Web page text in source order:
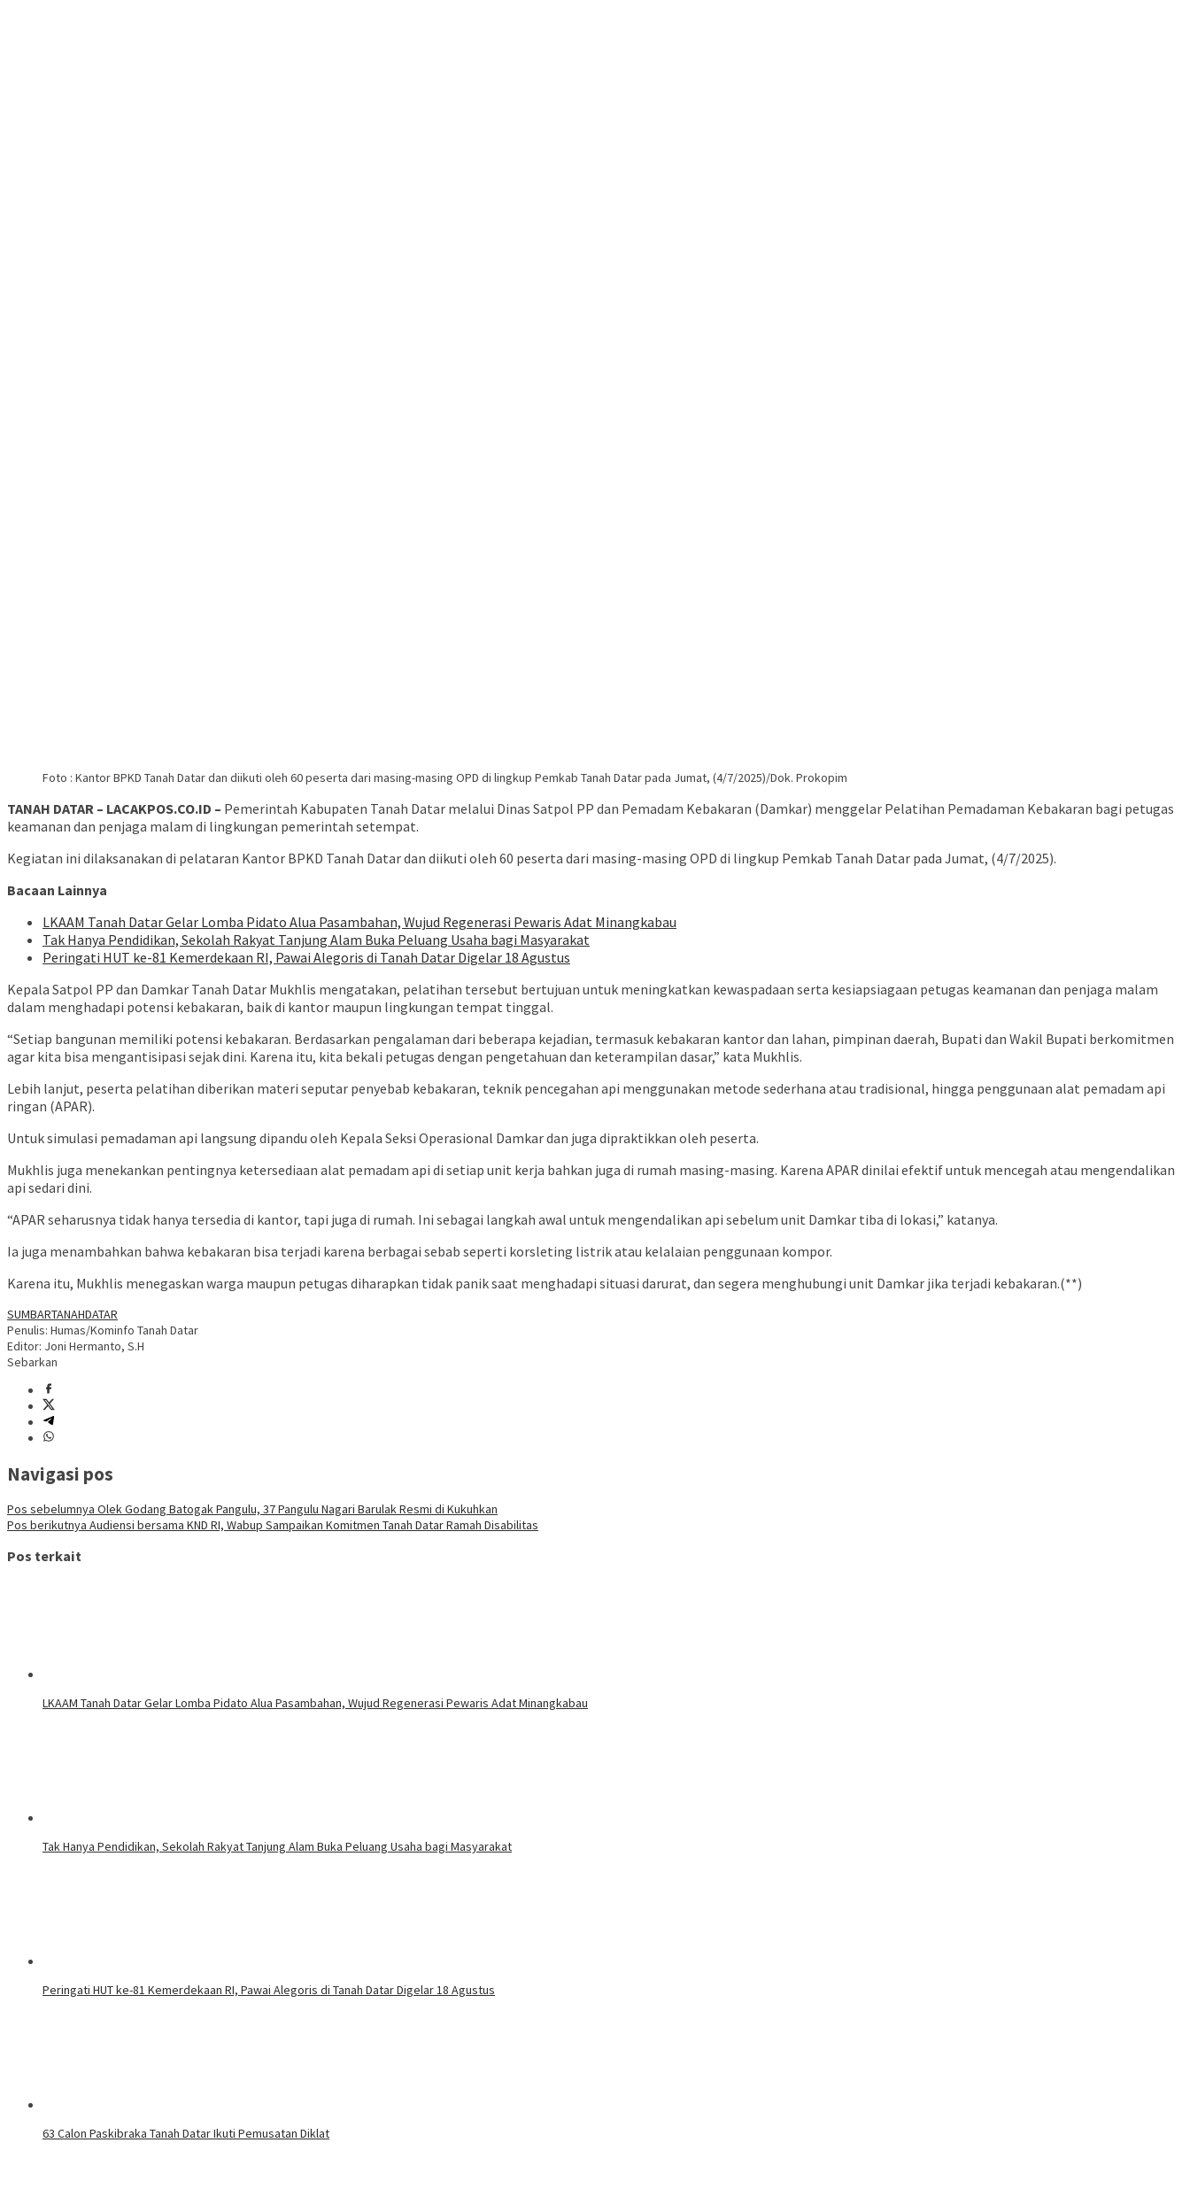
Foto : Kantor BPKD Tanah Datar dan diikuti oleh 60 peserta dari masing-masing OPD di lingkup Pemkab Tanah Datar pada Jumat, (4/7/2025)/Dok. Prokopim
TANAH DATAR – LACAKPOS.CO.ID – Pemerintah Kabupaten Tanah Datar melalui Dinas Satpol PP dan Pemadam Kebakaran (Damkar) menggelar Pelatihan Pemadaman Kebakaran bagi petugas
keamanan dan penjaga malam di lingkungan pemerintah setempat.
Kegiatan ini dilaksanakan di pelataran Kantor BPKD Tanah Datar dan diikuti oleh 60 peserta dari masing-masing OPD di lingkup Pemkab Tanah Datar pada Jumat, (4/7/2025).
Bacaan Lainnya
LKAAM Tanah Datar Gelar Lomba Pidato Alua Pasambahan, Wujud Regenerasi Pewaris Adat Minangkabau
Tak Hanya Pendidikan, Sekolah Rakyat Tanjung Alam Buka Peluang Usaha bagi Masyarakat
Peringati HUT ke-81 Kemerdekaan RI, Pawai Alegoris di Tanah Datar Digelar 18 Agustus
Kepala Satpol PP dan Damkar Tanah Datar Mukhlis mengatakan, pelatihan tersebut bertujuan untuk meningkatkan kewaspadaan serta kesiapsiagaan petugas keamanan dan penjaga malam
dalam menghadapi potensi kebakaran, baik di kantor maupun lingkungan tempat tinggal.
“Setiap bangunan memiliki potensi kebakaran. Berdasarkan pengalaman dari beberapa kejadian, termasuk kebakaran kantor dan lahan, pimpinan daerah, Bupati dan Wakil Bupati berkomitmen
agar kita bisa mengantisipasi sejak dini. Karena itu, kita bekali petugas dengan pengetahuan dan keterampilan dasar,” kata Mukhlis.
Lebih lanjut, peserta pelatihan diberikan materi seputar penyebab kebakaran, teknik pencegahan api menggunakan metode sederhana atau tradisional, hingga penggunaan alat pemadam api
ringan (APAR).
Untuk simulasi pemadaman api langsung dipandu oleh Kepala Seksi Operasional Damkar dan juga dipraktikkan oleh peserta.
Mukhlis juga menekankan pentingnya ketersediaan alat pemadam api di setiap unit kerja bahkan juga di rumah masing-masing. Karena APAR dinilai efektif untuk mencegah atau mengendalikan
api sedari dini.
“APAR seharusnya tidak hanya tersedia di kantor, tapi juga di rumah. Ini sebagai langkah awal untuk mengendalikan api sebelum unit Damkar tiba di lokasi,” katanya.
Ia juga menambahkan bahwa kebakaran bisa terjadi karena berbagai sebab seperti korsleting listrik atau kelalaian penggunaan kompor.
Karena itu, Mukhlis menegaskan warga maupun petugas diharapkan tidak panik saat menghadapi situasi darurat, dan segera menghubungi unit Damkar jika terjadi kebakaran.(**)
SUMBARTANAHDATAR
Penulis: Humas/Kominfo Tanah Datar
Editor: Joni Hermanto, S.H
Sebarkan
Navigasi pos
Pos sebelumnya Olek Godang Batogak Pangulu, 37 Pangulu Nagari Barulak Resmi di Kukuhkan
Pos berikutnya Audiensi bersama KND RI, Wabup Sampaikan Komitmen Tanah Datar Ramah Disabilitas
Pos terkait
LKAAM Tanah Datar Gelar Lomba Pidato Alua Pasambahan, Wujud Regenerasi Pewaris Adat Minangkabau
Tak Hanya Pendidikan, Sekolah Rakyat Tanjung Alam Buka Peluang Usaha bagi Masyarakat
Peringati HUT ke-81 Kemerdekaan RI, Pawai Alegoris di Tanah Datar Digelar 18 Agustus
63 Calon Paskibraka Tanah Datar Ikuti Pemusatan Diklat